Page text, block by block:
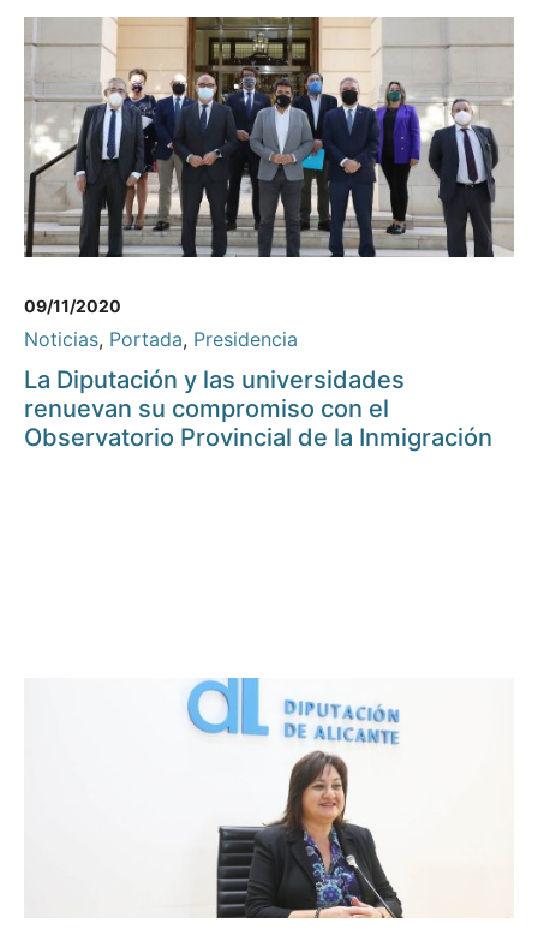
09/11/2020
Noticias, Portada, Presidencia
La Diputación y las universidades
renuevan su compromiso con el
Observatorio Provincial de la Inmigración